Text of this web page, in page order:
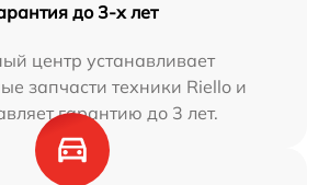
до 3-х лет
центр устанавливает
запчасти техники Riello и
гарантию до 3 лет.